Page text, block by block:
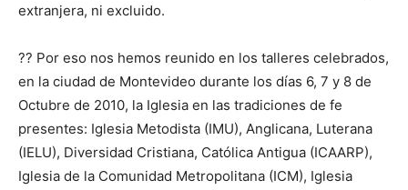
extranjera, ni excluido.
?? Por eso nos hemos reunido en los talleres celebrados,
en la ciudad de Montevideo durante los días 6, 7 y 8 de
Octubre de 2010, la Iglesia en las tradiciones de fe
presentes: Iglesia Metodista (IMU), Anglicana, Luterana
(IELU), Diversidad Cristiana, Católica Antigua (ICAARP),
Iglesia de la Comunidad Metropolitana (ICM), Iglesia